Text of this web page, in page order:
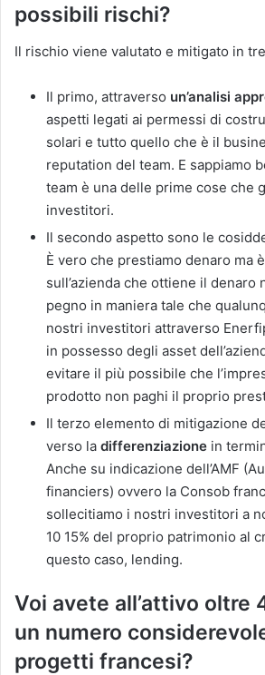
possibili rischi?
Il rischio viene valutato e mitigato in
Il primo, attraverso un’analisi
aspetti legati ai permessi di
solari e tutto quello che è il
reputation del team. E sappiamo
team è una delle prime cose che
investitori.
Il secondo aspetto sono le
È vero che prestiamo denaro ma
sull’azienda che ottiene il denaro
pegno in maniera tale che
nostri investitori attraverso
in possesso degli asset
evitare il più possibile che
prodotto non paghi il proprio
Il terzo elemento di mitigazione
verso la differenziazione in
Anche su indicazione dell’AMF
financiers) ovvero la Consob
sollecitiamo i nostri investitori a
10 15% del proprio patrimonio al
questo caso, lending.
Voi avete all’attivo oltre
un numero
progetti francesi?